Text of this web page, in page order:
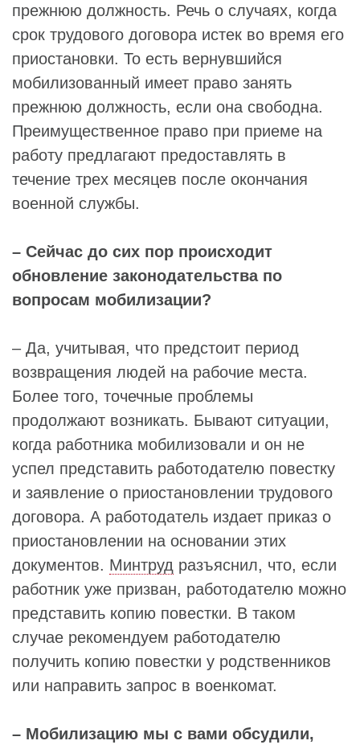
прежнюю должность. Речь о случаях, когда
срок трудового договора истек во время его
приостановки. То есть вернувшийся
мобилизованный имеет право занять
прежнюю должность, если она свободна.
Преимущественное право при приеме на
работу предлагают предоставлять в
течение трех месяцев после окончания
военной службы.
– Сейчас до сих пор происходит
обновление законодательства по
вопросам мобилизации?
– Да, учитывая, что предстоит период
возвращения людей на рабочие места.
Более того, точечные проблемы
продолжают возникать. Бывают ситуации,
когда работника мобилизовали и он не
успел представить работодателю повестку
и заявление о приостановлении трудового
договора. А работодатель издает приказ о
приостановлении на основании этих
документов. Минтруд разъяснил, что, если
работник уже призван, работодателю можно
представить копию повестки. В таком
случае рекомендуем работодателю
получить копию повестки у родственников
или направить запрос в военкомат.
– Мобилизацию мы с вами обсудили,